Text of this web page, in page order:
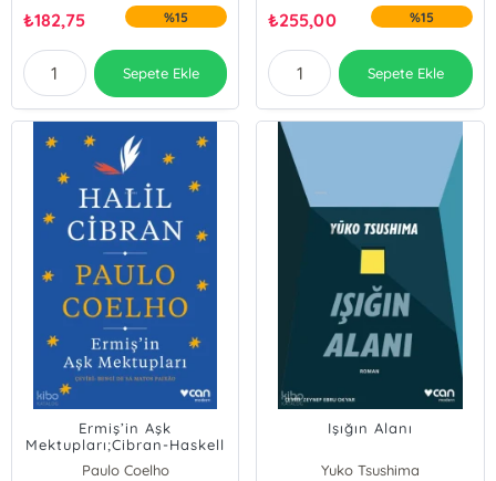
₺182,75 %15
Sepete Ekle
₺255,00 %15
Sepete Ekle
Ermiş’in Aşk
Mektupları;Cibran-Haskell
Yazışmaları 1909-1924
Paulo Coelho
Işığın Alanı
Yuko Tsushima